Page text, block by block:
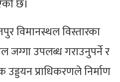
छ।
विमानस्थल विस्तारका
जग्गा उपलब्ध गराउनुपर्ने र
प्राधिकरणले निर्माण